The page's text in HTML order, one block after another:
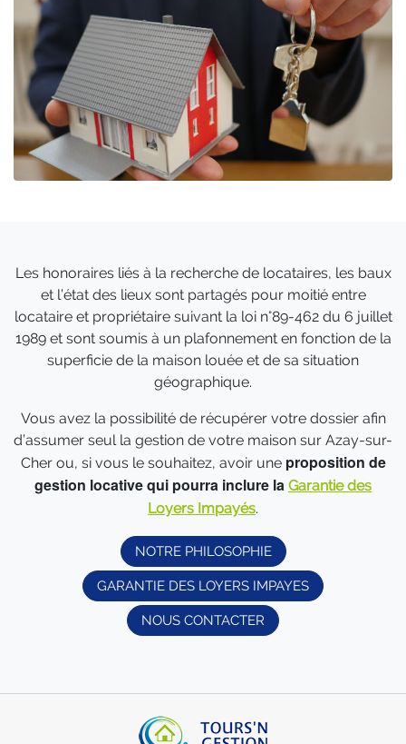
Les honoraires liés à la recherche de locataires, les baux
et l’état des lieux sont partagés pour moitié entre
locataire et propriétaire suivant la loi n°89-462 du 6 juillet
1989 et sont soumis à un plafonnement en fonction de la
superficie de la maison louée et de sa situation
géographique.
Vous avez la possibilité de récupérer votre dossier afin
d’assumer seul la gestion de votre maison sur Azay-sur-
Cher ou, si vous le souhaitez, avoir une proposition de
gestion locative qui pourra inclure la Garantie des
Loyers Impayés.
NOTRE PHILOSOPHIE
GARANTIE DES LOYERS IMPAYES
NOUS CONTACTER